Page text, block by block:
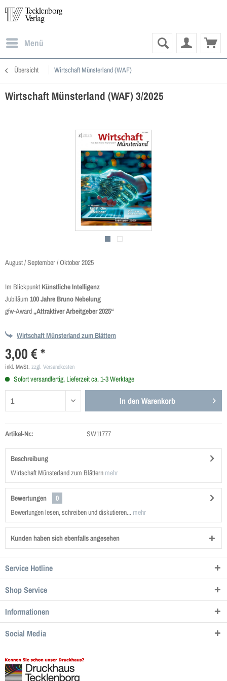
Menü
Übersicht Wirtschaft Münsterland (WAF)
Wirtschaft Münsterland (WAF) 3/2025
August / September / Oktober 2025
Im Blickpunkt Künstliche Intelligenz
Jubiläum 100 Jahre Bruno Nebelung
gfw-Award„Attraktiver Arbeitgeber 2025“
Wirtschaft Münsterland zum Blättern
3,00 € *
inkl. MwSt. zzgl. Versandkosten
Sofort versandfertig, Lieferzeit ca. 1-3 Werktage
In den Warenkorb
Artikel-Nr.: SW11777
Beschreibung
Wirtschaft Münsterland zum Blättern mehr
Bewertungen
0
Bewertungen lesen, schreiben und diskutieren... mehr
Kunden haben sich ebenfalls angesehen
Service Hotline
Shop Service
Informationen
Social Media